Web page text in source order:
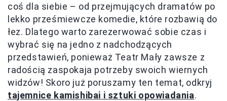
coś dla siebie – od przejmujących dramatów po
lekko prześmiewcze komedie, które rozbawią do
łez. Dlatego warto zarezerwować sobie czas i
wybrać się na jedno z nadchodzących
przedstawień, ponieważ Teatr Mały zawsze z
radością zaspokaja potrzeby swoich wiernych
widzów! Skoro już poruszamy ten temat, odkryj
tajemnice kamishibai i sztuki opowiadania.